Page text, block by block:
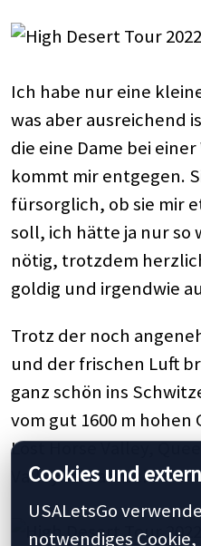
Ich habe nur eine
was aber ausreichend
die eine Dame bei
kommt mir entgegen.
fürsorglich, ob sie mir
soll, ich hätte ja nur so
nötig, trotzdem
goldig und irgendwie
Trotz der noch
und der frischen Luft
ganz schön ins
vom gut 1600 m hohen
Lost Horse Valley,
Valley fantastisch.
Cookies und
USALetsGo
notwendiges